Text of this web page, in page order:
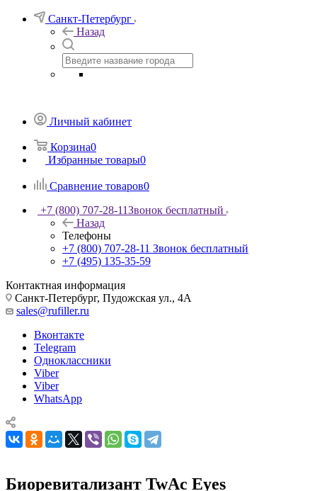
Санкт-Петербург
Назад
Личный кабинет
Корзина0
Избранные товары0
Сравнение товаров0
+7 (800) 707-28-11Звонок бесплатный
Назад
Телефоны
+7 (800) 707-28-11 Звонок бесплатный
+7 (495) 135-35-59
Контактная информация
Санкт-Петербург, Пудожская ул., 4А
sales@rufiller.ru
Вконтакте
Telegram
Одноклассники
Viber
Viber
WhatsApp
Биоревитализант TwAc Eyes